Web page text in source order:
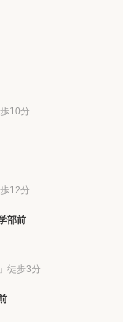
10分
12分
部前
徒歩3分